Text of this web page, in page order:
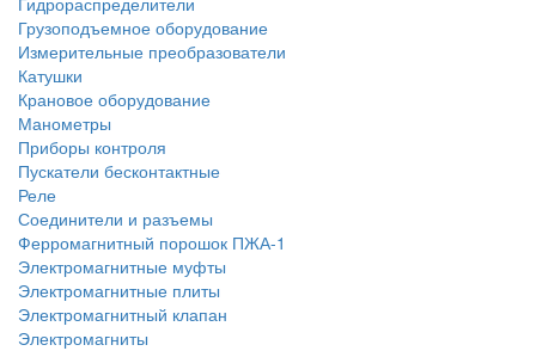
Грузоподъемное оборудование
Измерительные преобразователи
Катушки
Крановое оборудование
Манометры
Приборы контроля
Пускатели бесконтактные
Реле
Соединители и разъемы
Ферромагнитный порошок ПЖА-1
Электромагнитные муфты
Электромагнитные плиты
Электромагнитный клапан
Электромагниты